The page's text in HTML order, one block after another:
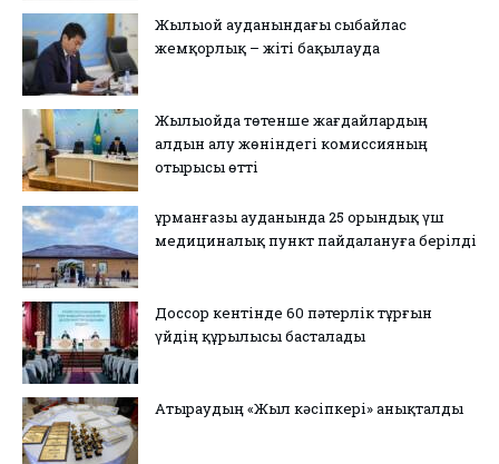
Жылыой ауданындағы сыбайлас
жемқорлық – жіті бақылауда
Жылыойда төтенше жағдайлардың
алдын алу жөніндегі комиссияның
отырысы өтті
Құрманғазы ауданында 25 орындық үш
медициналық пункт пайдалануға берілді
Доссор кентінде 60 пәтерлік тұрғын
үйдің құрылысы басталады
Атыраудың «Жыл кәсіпкері» анықталды